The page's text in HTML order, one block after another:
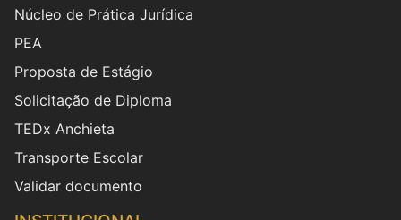
Núcleo de Prática Jurídica
PEA
Proposta de Estágio
Solicitação de Diploma
TEDx Anchieta
Transporte Escolar
Validar documento